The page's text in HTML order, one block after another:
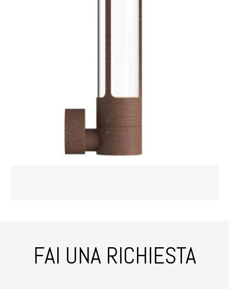
FAI UNA RICHIESTA